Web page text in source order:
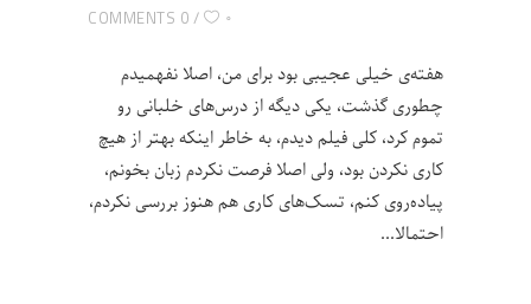
0 COMMENTS
۰
هفته‌ی خیلی عجیبی بود برای من، اصلا نفهمیدم
چطوری گذشت، یکی دیگه از درس‌های خلبانی رو
تموم کرد، کلی فیلم دیدم، به خاطر اینکه بهتر از هیچ
کاری نکردن بود، ولی اصلا فرصت نکردم زبان بخونم،
پیاده‌روی کنم، تسک‌های کاری هم هنوز بررسی نکردم،
احتمالا